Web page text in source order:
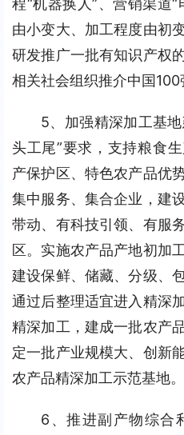
程“机器换人”、营销渠道
由小变大、加工程度由初
研发推广一批有知识产权
相关社会组织推介中国100
5、加强精深加工基
头工尾”要求，支持粮食
产保护区、特色农产品优
集中服务、集合企业，建
带动、有科技引领、有服
区。实施农产品产地初加
建设保鲜、储藏、分级、
通过后整理适宜进入精深
精深加工，建成一批农产
定一批产业规模大、创新
农产品精深加工示范基地。
6、推进副产物综合